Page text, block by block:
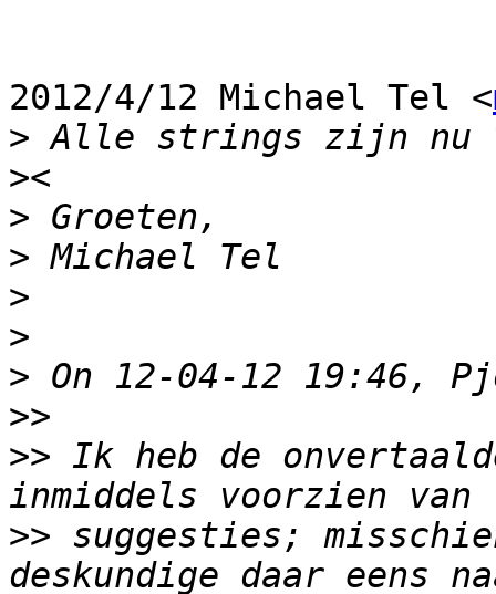
2012/4/12 Michael Tel <
>
>
>
>
>
>
>
>>
>> Ik heb de
>> suggesties;